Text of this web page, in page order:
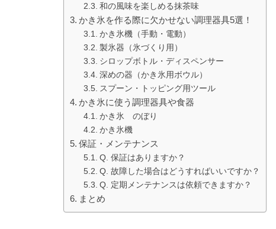
和の風味を楽しめる抹茶味
かき氷を作る際に欠かせない調理器具5選！
かき氷機（手動・電動）
製氷器（氷づくり用）
シロップボトル・ディスペンサー
深めの器（かき氷用ボウル）
スプーン・トッピング用ツール
かき氷に使う調理器具や食器
かき氷 のぼり
かき氷機
保証・メンテナンス
Q. 保証はありますか？
Q. 故障した場合はどうすればいいですか？
Q. 定期メンテナンスは依頼できますか？
まとめ